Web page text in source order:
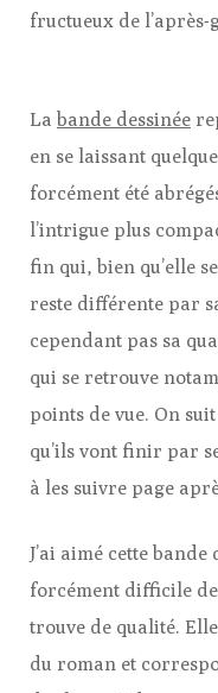
fructueux de l’après-
La bande dessinée
en se laissant
forcément été
l’intrigue plus
fin qui, bien qu’elle
reste différente par
cependant pas sa
qui se retrouve
points de vue. On
qu’ils vont finir par
à les suivre page
J’ai aimé cette
forcément difficile
trouve de qualité.
du roman et